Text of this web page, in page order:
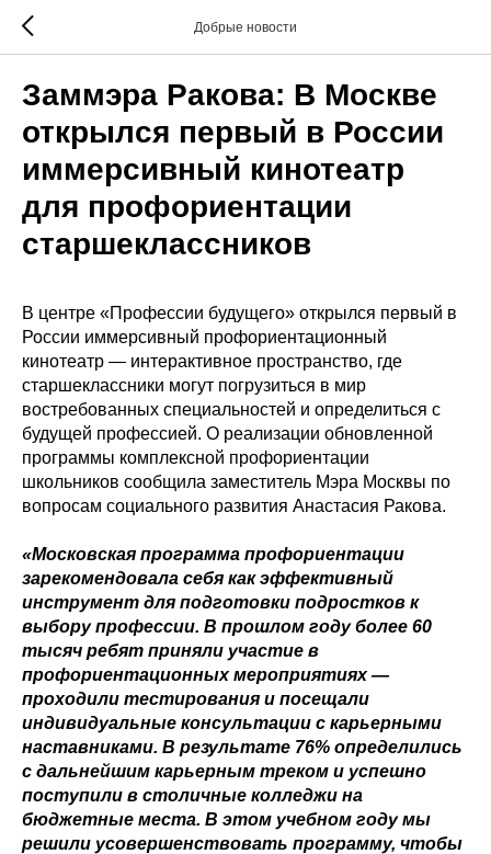
Добрые новости
Заммэра Ракова: В Москве
открылся первый в России
иммерсивный кинотеатр
для профориентации
старшеклассников
В центре «Профессии будущего» открылся первый в
России иммерсивный профориентационный
кинотеатр — интерактивное пространство, где
старшеклассники могут погрузиться в мир
востребованных специальностей и определиться с
будущей профессией. О реализации обновленной
программы комплексной профориентации
школьников сообщила заместитель Мэра Москвы по
вопросам социального развития Анастасия Ракова.
«Московская программа профориентации
зарекомендовала себя как эффективный
инструмент для подготовки подростков к
выбору профессии. В прошлом году более 60
тысяч ребят приняли участие в
профориентационных мероприятиях —
проходили тестирования и посещали
индивидуальные консультации с карьерными
наставниками. В результате 76% определились
с дальнейшим карьерным треком и успешно
поступили в столичные колледжи на
бюджетные места. В этом учебном году мы
решили усовершенствовать программу, чтобы